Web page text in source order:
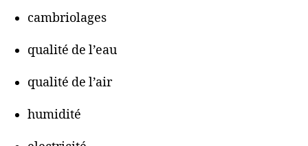
cambriolages
qualité de l’eau
qualité de l’air
humidité